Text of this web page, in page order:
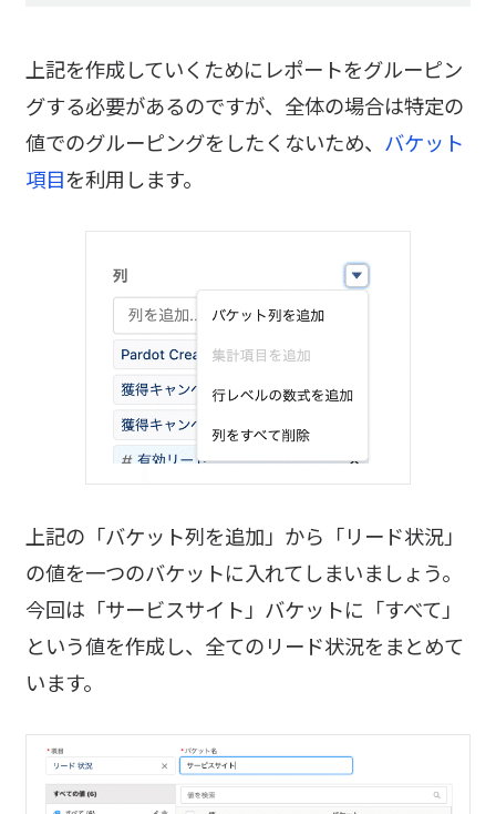
上記を作成していくためにレポートをグルーピン
グする必要があるのですが、全体の場合は特定の
値でのグルーピングをしたくないため、 バケット
項目を利用します。
上記の「バケット列を追加」から「リード状況」
の値を一つのバケットに入れてしまいましょう。
今回は「サービスサイト」バケットに「すべて」
という値を作成し、全てのリード状況をまとめて
います。